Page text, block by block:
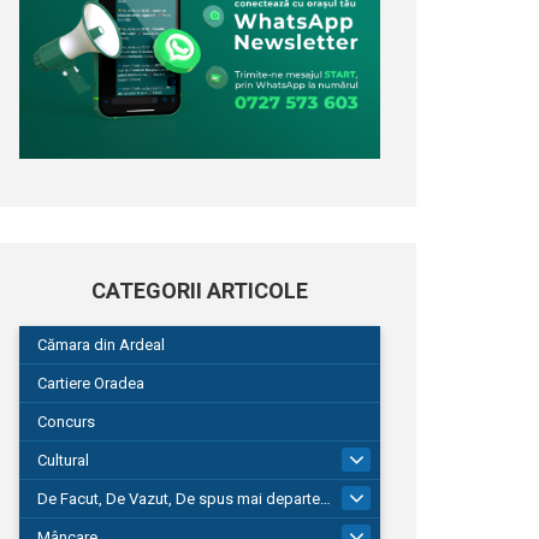
CATEGORII ARTICOLE
Cămara din Ardeal
Cartiere Oradea
Concurs
Cultural
De Facut, De Vazut, De spus mai departe…
580